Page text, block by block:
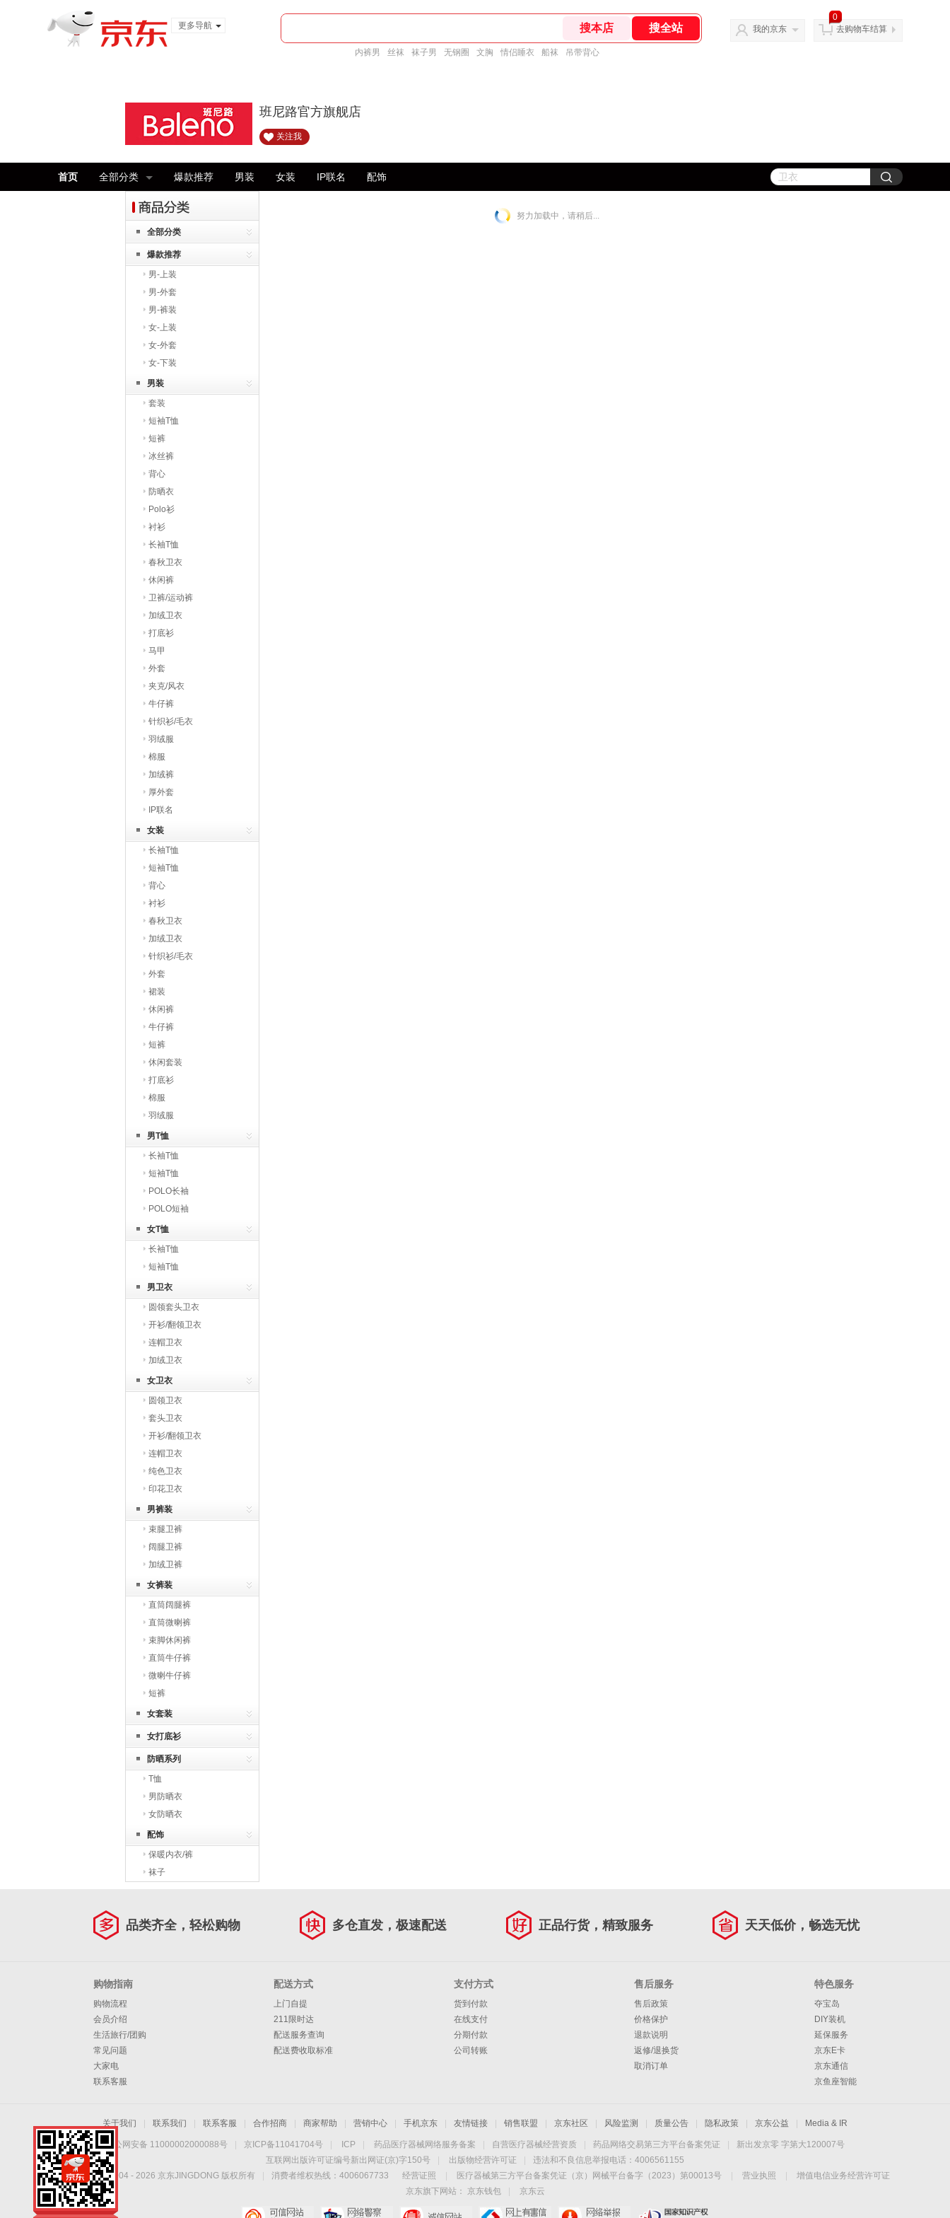
更多导航
内裤男 丝袜 袜子男 无钢圈 文胸 情侣睡衣 船袜 吊带背心
我的京东
0
去购物车结算
班尼路官方旗舰店
关注我
首页 全部分类 爆款推荐 男装 女装 IP联名 配饰
全部分类
爆款推荐
男-上装
男-外套
男-裤装
女-上装
女-外套
女-下装
男装
套装
短袖T恤
短裤
冰丝裤
背心
防晒衣
Polo衫
衬衫
长袖T恤
春秋卫衣
休闲裤
卫裤/运动裤
加绒卫衣
打底衫
马甲
外套
夹克/风衣
牛仔裤
针织衫/毛衣
羽绒服
棉服
加绒裤
厚外套
IP联名
女装
长袖T恤
短袖T恤
背心
衬衫
春秋卫衣
加绒卫衣
针织衫/毛衣
外套
裙装
休闲裤
牛仔裤
短裤
休闲套装
打底衫
棉服
羽绒服
男T恤
长袖T恤
短袖T恤
POLO长袖
POLO短袖
女T恤
长袖T恤
短袖T恤
男卫衣
圆领套头卫衣
开衫/翻领卫衣
连帽卫衣
加绒卫衣
女卫衣
圆领卫衣
套头卫衣
开衫/翻领卫衣
连帽卫衣
纯色卫衣
印花卫衣
男裤装
束腿卫裤
阔腿卫裤
加绒卫裤
女裤装
直筒阔腿裤
直筒微喇裤
束脚休闲裤
直筒牛仔裤
微喇牛仔裤
短裤
女套装
女打底衫
防晒系列
T恤
男防晒衣
女防晒衣
配饰
保暖内衣/裤
袜子
努力加载中，请稍后...
品类齐全，轻松购物 多仓直发，极速配送 正品行货，精致服务 天天低价，畅选无忧
购物指南
购物流程
会员介绍
生活旅行/团购
常见问题
大家电
联系客服
配送方式
上门自提
211限时达
配送服务查询
配送费收取标准
支付方式
货到付款
在线支付
分期付款
公司转账
售后服务
售后政策
价格保护
退款说明
返修/退换货
取消订单
特色服务
夺宝岛
DIY装机
延保服务
京东E卡
京东通信
京鱼座智能
关于我们 联系我们 联系客服 合作招商 商家帮助 营销中心 手机京东 友情链接 销售联盟 京东社区 风险监测 质量公告 隐私政策 京东公益 Media & IR
京公网安备 11000002000088号 京ICP备11041704号 ICP 药品医疗器械网络服务备案 自营医疗器械经营资质 药品网络交易第三方平台备案凭证
新出发京零 字第大120007号
互联网出版许可证编号新出网证(京)字150号
出版物经营许可证
违法和不良信息举报电话：4006561155
Copyright © 2004 - 2026 京东JINGDONG 版权所有 消费者维权热线：4006067733 经营证照 医疗器械第三方平台备案凭证（京）网械平台备字（2023）第00013号 营业执照
增值电信业务经营许可证
京东旗下网站：
京东钱包
京东云
手机扫一扫，劲爆优